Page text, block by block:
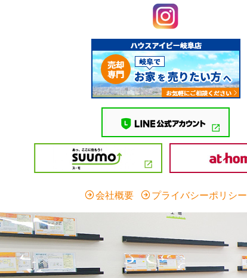
会社概要 プライバシーポリシー